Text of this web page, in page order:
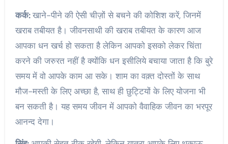
कर्क:खाने-पीने की ऐसी चीज़ों से बचने की कोशिश करें, जिनमें
खराब तबीयत है। जीवनसाथी की खराब तबीयत के कारण आज
आपका धन खर्च हो सकता है लेकिन आपको इसको लेकर चिंता
करने की जरुरत नहीं है क्योंकि धन इसीलिये बचाया जाता है कि बुरे
समय में वो आपके काम आ सके। शाम का वक़्त दोस्तों के साथ
मौज-मस्ती के लिए अच्छा है, साथ ही छुट्टियों के लिए योजना भी
बन सकती है। यह समय जीवन में आपको वैवाहिक जीवन का भरपूर
आनन्द देगा।